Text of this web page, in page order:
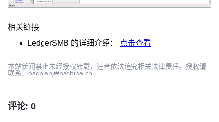
相关链接
LedgerSMB 的详细介绍： 点击查看
本站新闻禁止未经授权转载，违者依法追究相关法律责任。授权请
联系：oscbianji#oschina.cn
评论: 0